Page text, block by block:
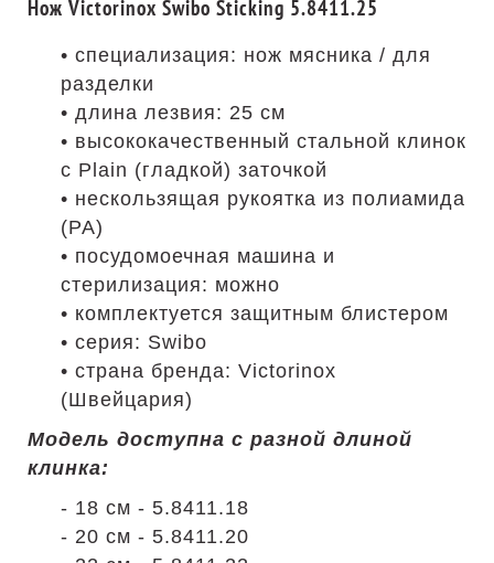
Нож Victorinox Swibo Sticking 5.8411.25
• специализация: нож мясника / для
разделки
• длина лезвия: 25 см
• высококачественный стальной клинок
с Plain (гладкой) заточкой
• нескользящая рукоятка из полиамида
(PA)
• посудомоечная машина и
стерилизация: можно
• комплектуется защитным блистером
• серия: Swibo
• страна бренда: Victorinox
(Швейцария)
Модель доступна с разной длиной
клинка:
- 18 см - 5.8411.18
- 20 см - 5.8411.20